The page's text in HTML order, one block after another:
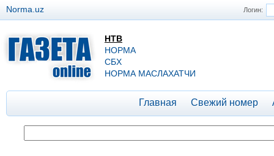
Логин:
Norma.uz
НТВ
НОРМА
СБХ
НОРМА МАСЛАХАТЧИ
Главная Свежий номер